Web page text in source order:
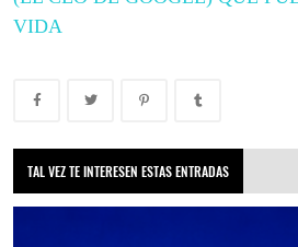
VIDA
TAL VEZ TE INTERESEN ESTAS ENTRADAS